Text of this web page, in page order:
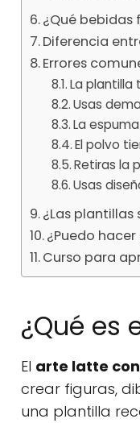
¿Qué
Diferencia
Errores
La plantilla
Usas
La
El polvo
Retiras la
Usas
¿Las
¿Puedo
Curso para
¿Qué es
El arte latte
crear figuras,
una plantilla